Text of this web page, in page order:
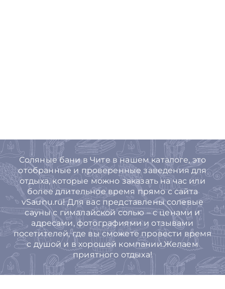
Соляные бани в Чите в нашем каталоге, это
отобранные и проверенные заведения для
отдыха, которые можно заказать на час или
более длительное время прямо с сайта
vSaunu.ru! Для вас представлены солевые
сауны с гималайской солью – с ценами и
адресами, фотографиями и отзывами
посетителей, где вы сможете провести время
с душой и в хорошей компании.Желаем
приятного отдыха!